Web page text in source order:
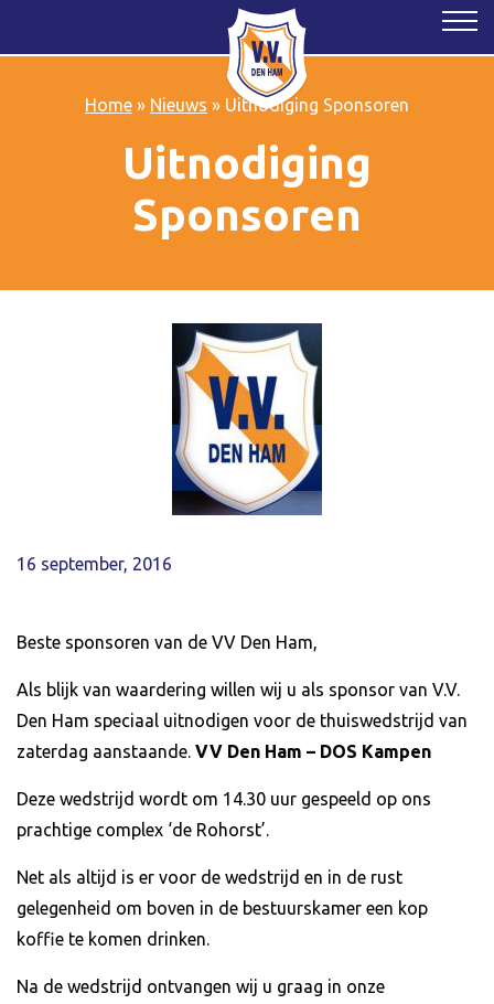
Home» Nieuws » Uitnodiging Sponsoren
Uitnodiging
Sponsoren
16 september, 2016
Beste sponsoren van de VV Den Ham,
Als blijk van waardering willen wij u als sponsor van V.V.
Den Ham speciaal uitnodigen voor de thuiswedstrijd van
zaterdag aanstaande. VV Den Ham – DOS Kampen
Deze wedstrijd wordt om 14.30 uur gespeeld op ons
prachtige complex ‘de Rohorst’.
Net als altijd is er voor de wedstrijd en in de rust
gelegenheid om boven in de bestuurskamer een kop
koffie te komen drinken.
Na de wedstrijd ontvangen wij u graag in onze